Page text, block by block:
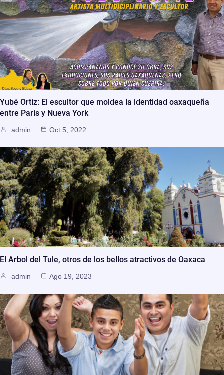
Yubé Ortiz: El escultor que moldea la identidad oaxaqueña
entre París y Nueva York
admin Oct 5, 2022
El Arbol del Tule, otros de los bellos atractivos de Oaxaca
admin Ago 19, 2023